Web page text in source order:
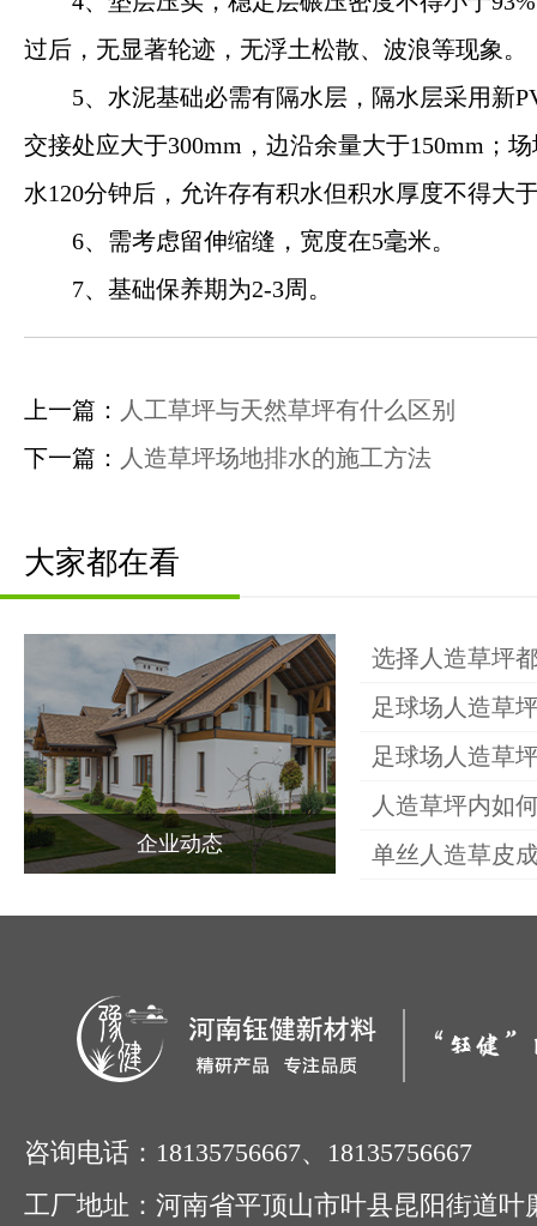
关于钰健
产品中心
场地案例
联系我们
过后，无显著轮迹，无浮土松散、波浪等现象。
5、水泥基础必需有隔水层，隔水层采用新
交接处应大于300mm，边沿余量大于150mm；
水120分钟后，允许存有积水但积水厚度不得大
6、需考虑留伸缩缝，宽度在5毫米。
7、基础保养期为2-3周。
上一篇： 人工草坪与天然草坪有什么区别
下一篇： 人造草坪场地排水的施工方法
大家都在看
企业动态
选择人造草坪
足球场人造草
足球场人造草
人造草坪内如
单丝人造草皮
咨询电话：18135756667、18135756667
工厂地址：河南省平顶山市叶县昆阳街道叶